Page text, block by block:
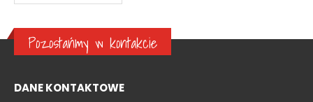
Pozostańmy w kontakcie
DANE KONTAKTOWE